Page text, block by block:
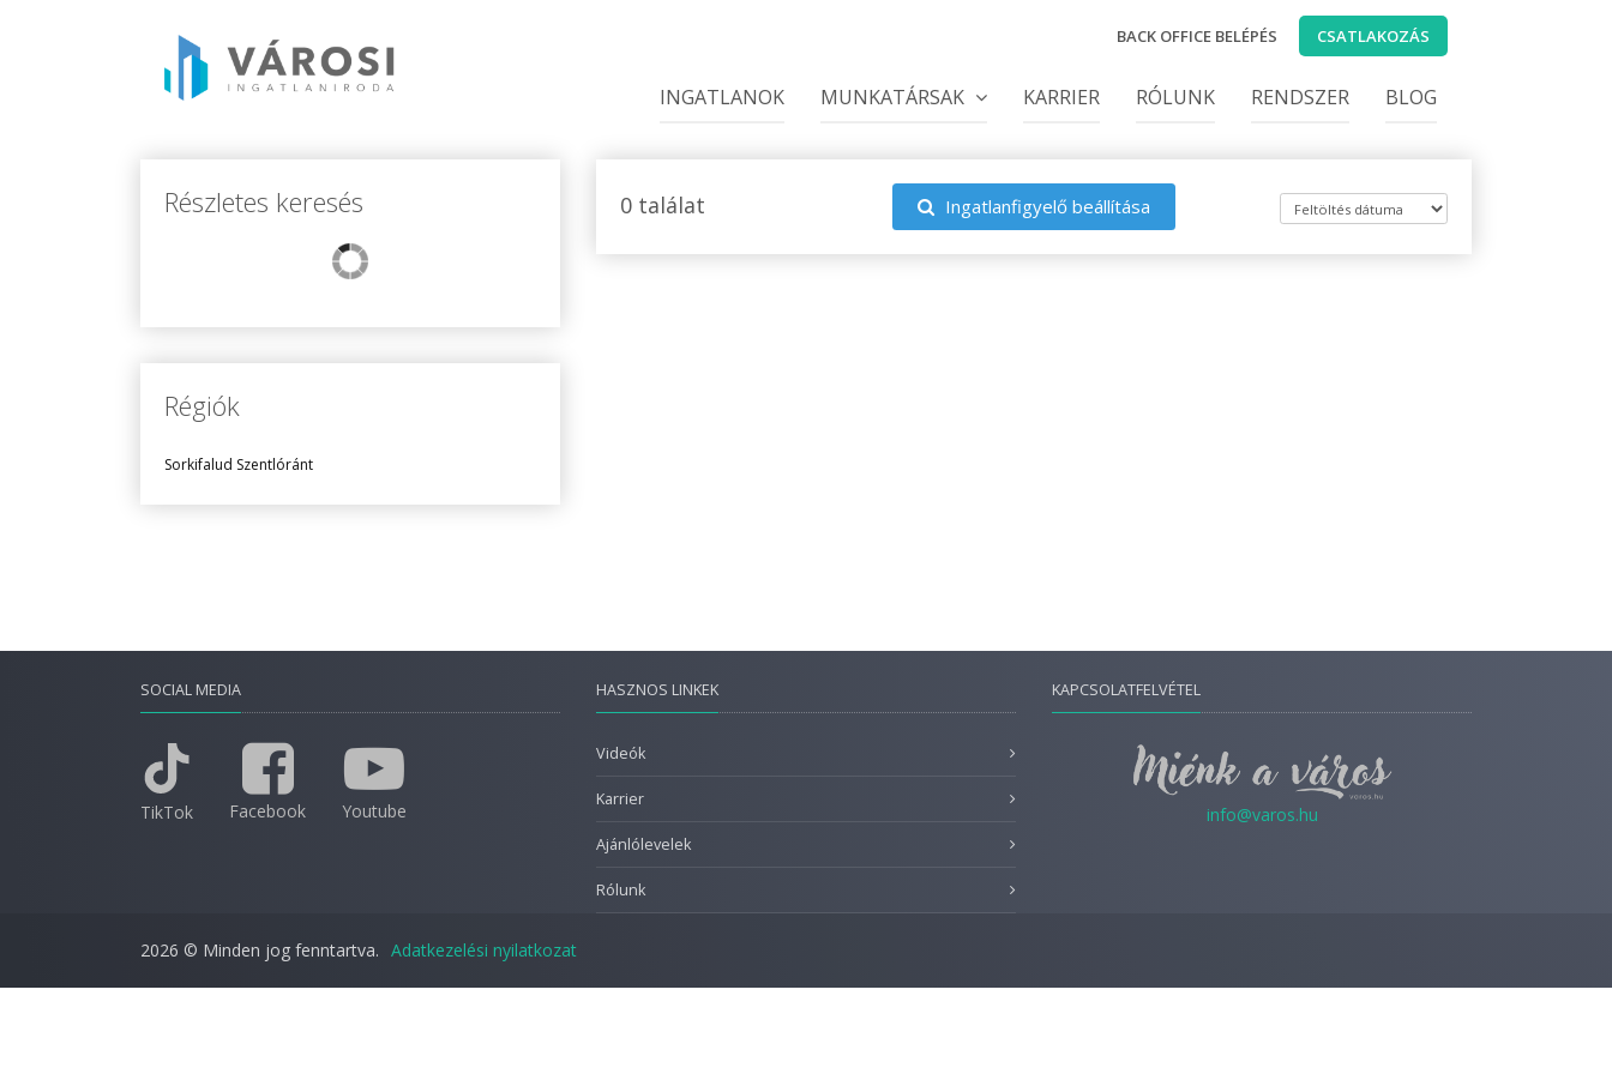
BACK OFFICE BELÉPÉS CSATLAKOZÁS
INGATLANOK MUNKATÁRSAK KARRIER RÓLUNK RENDSZER BLOG
Részletes keresés
Régiók
Sorkifalud Szentlóránt
0 találat Ingatlanfigyelő beállítása
SOCIAL MEDIA
TikTok Facebook Youtube
HASZNOS LINKEK
Videók
Karrier
Ajánlólevelek
Rólunk
KAPCSOLATFELVÉTEL
info@varos.hu
2026 © Minden jog fenntartva. Adatkezelési nyilatkozat